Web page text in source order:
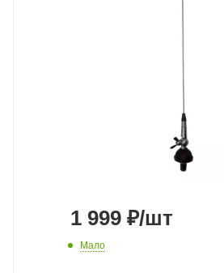
1 999 ₽/шт
Мало